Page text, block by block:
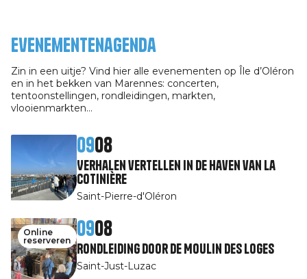
Evenementenagenda
Zin in een uitje? Vind hier alle evenementen op Île d’Oléron
en in het bekken van Marennes: concerten,
tentoonstellingen, rondleidingen, markten,
vlooienmarkten…
0908
Verhalen vertellen in de haven van La
Cotinière
Saint-Pierre-d'Oléron
Online
reserveren
0908
Rondleiding door de Moulin des Loges
Saint-Just-Luzac